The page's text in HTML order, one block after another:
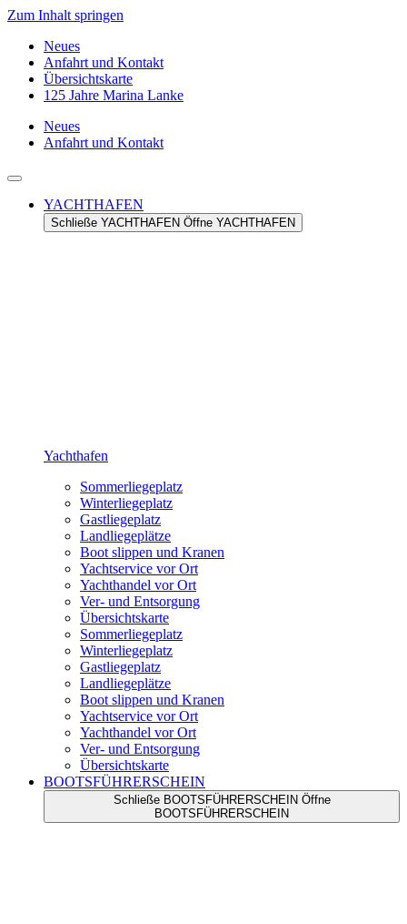
Zum Inhalt springen
Neues
Anfahrt und Kontakt
Übersichtskarte
125 Jahre Marina Lanke
Neues
Anfahrt und Kontakt
YACHTHAFEN
Schließe YACHTHAFEN Öffne YACHTHAFEN
Yachthafen
Sommerliegeplatz
Winterliegeplatz
Gastliegeplatz
Landliegeplätze
Boot slippen und Kranen
Yachtservice vor Ort
Yachthandel vor Ort
Ver- und Entsorgung
Übersichtskarte
Sommerliegeplatz
Winterliegeplatz
Gastliegeplatz
Landliegeplätze
Boot slippen und Kranen
Yachtservice vor Ort
Yachthandel vor Ort
Ver- und Entsorgung
Übersichtskarte
BOOTSFÜHRERSCHEIN
Schließe BOOTSFÜHRERSCHEIN Öffne
BOOTSFÜHRERSCHEIN